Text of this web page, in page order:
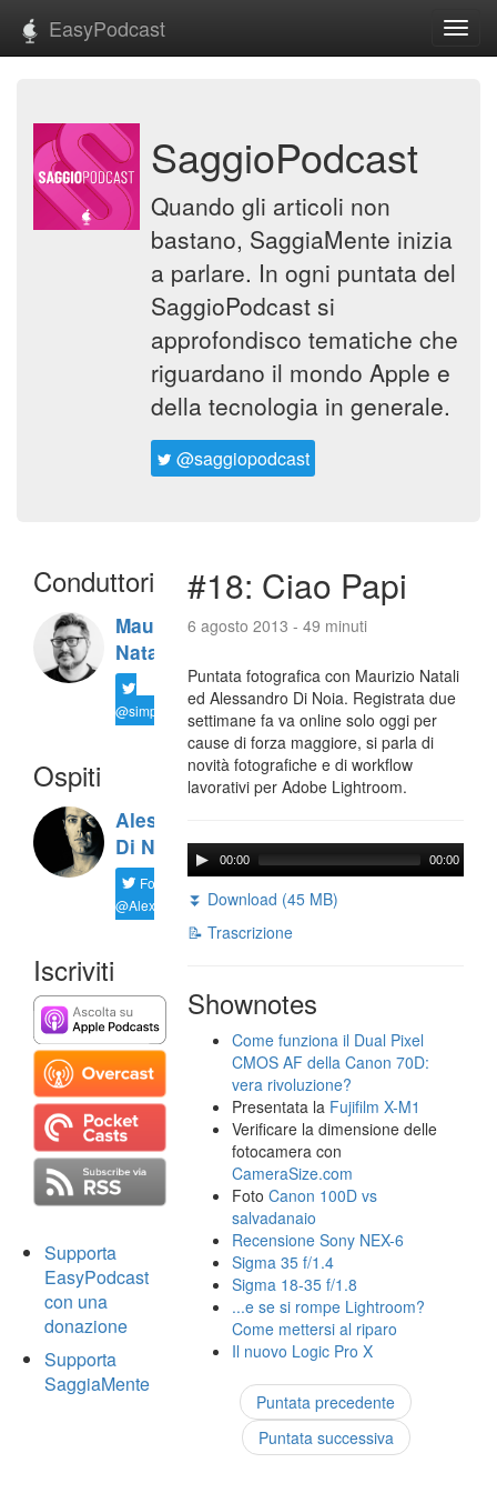
EasyPodcast
SaggioPodcast
Quando gli articoli non
bastano, SaggiaMente inizia
a parlare. In ogni puntata del
SaggioPodcast si
approfondisco tematiche che
riguardano il mondo Apple e
della tecnologia in generale.
@saggiopodcast
Conduttori
Maurizio
Natali
@simplemal
Ospiti
Alessandro
Di Noia
Follow
@AlexD75
Iscriviti
Supporta
EasyPodcast
con una
donazione
Supporta
SaggiaMente
#18: Ciao Papi
6 agosto 2013 - 49 minuti
Puntata fotografica con Maurizio Natali
ed Alessandro Di Noia. Registrata due
settimane fa va online solo oggi per
cause di forza maggiore, si parla di
novità fotografiche e di workflow
lavorativi per Adobe Lightroom.
00:00 00:00
⏬ Download (45 MB)
📝 Trascrizione
Shownotes
Come funziona il Dual Pixel
CMOS AF della Canon 70D:
vera rivoluzione?
Presentata la Fujifilm X-M1
Verificare la dimensione delle
fotocamera con
CameraSize.com
FotoCanon 100D vs
salvadanaio
Recensione Sony NEX-6
Sigma 35 f/1.4
Sigma 18-35 f/1.8
...e se si rompe Lightroom?
Come mettersi al riparo
Il nuovo Logic Pro X
Puntata precedente
Puntata successiva